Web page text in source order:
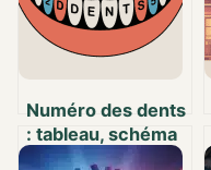
Numéro des dents
: tableau, schéma
et explications